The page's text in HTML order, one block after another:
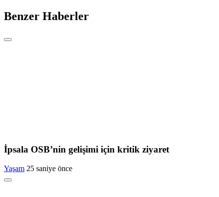
Benzer Haberler
İpsala OSB’nin gelişimi için kritik ziyaret
Yaşam 25 saniye önce